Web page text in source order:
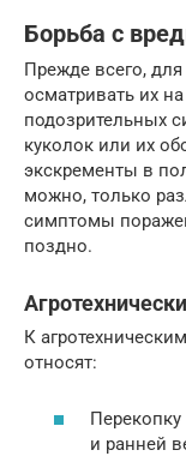
Борьба с
Прежде всего,
осматривать их
подозрительных
куколок или их
экскременты в
можно, только
симптомы
поздно.
К
относят:
и ранней